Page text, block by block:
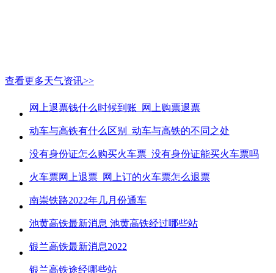
查看更多天气资讯>>
网上退票钱什么时候到账_网上购票退票
动车与高铁有什么区别_动车与高铁的不同之处
没有身份证怎么购买火车票_没有身份证能买火车票吗
火车票网上退票_网上订的火车票怎么退票
南崇铁路2022年几月份通车
池黄高铁最新消息 池黄高铁经过哪些站
银兰高铁最新消息2022
银兰高铁途经哪些站